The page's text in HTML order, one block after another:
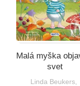
Malá myška
svet
Linda Beukers